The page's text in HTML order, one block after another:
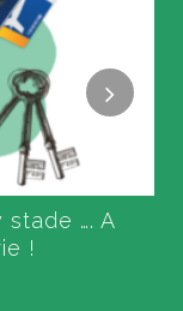
…. A
!